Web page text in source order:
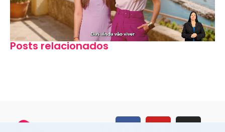
Posts relacionados